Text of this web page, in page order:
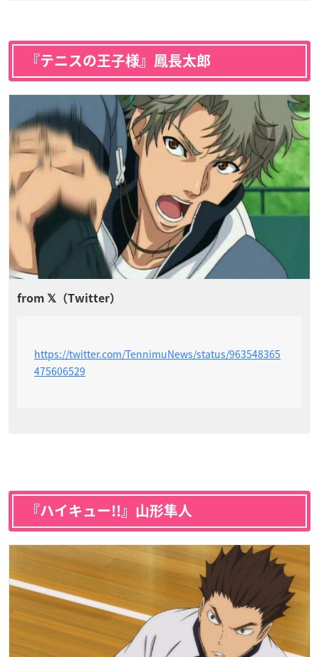
『テニスの王子様』鳳長太郎
https://twitter.com/TennimuNews/status/963548365
475606529
『ハイキュー!!』山形隼人